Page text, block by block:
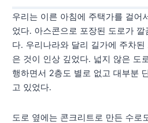
우리는 이른 아침에 주택가를 걸어
었다. 아스콘으로 포장된 도로가 깔
다. 우리나라와 달리 길가에 주차
은 것이 인상 깊었다. 넓지 않은 도
행하면서 2층도 별로 없고 대부분
고 있었다.
도로 옆에는 콘크리트로 만든 수로